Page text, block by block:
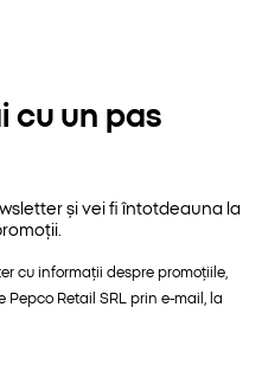
cu un pas
și vei fi întotdeauna la
cu informații despre promoțiile,
Retail SRL prin e-mail, la